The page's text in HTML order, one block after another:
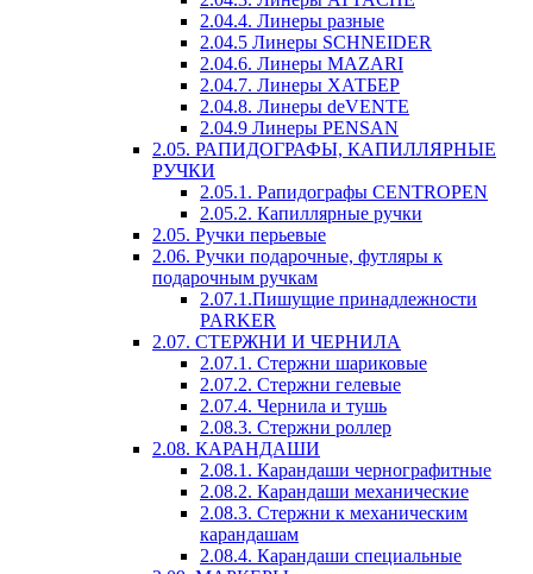
2.04.4. Линеры разные
2.04.5 Линеры SCHNEIDER
2.04.6. Линеры MAZARI
2.04.7. Линеры ХАТБЕР
2.04.8. Линеры deVENTE
2.04.9 Линеры PENSAN
2.05. РАПИДОГРАФЫ, КАПИЛЛЯРНЫЕ
РУЧКИ
2.05.1. Рапидографы CENTROPEN
2.05.2. Капиллярные ручки
2.05. Ручки перьевые
2.06. Ручки подарочные, футляры к
подарочным ручкам
2.07.1.Пишущие принадлежности
PARKER
2.07. СТЕРЖНИ И ЧЕРНИЛА
2.07.1. Стержни шариковые
2.07.2. Стержни гелевые
2.07.4. Чернила и тушь
2.08.3. Стержни роллер
2.08. КАРАНДАШИ
2.08.1. Карандаши чернографитные
2.08.2. Карандаши механические
2.08.3. Стержни к механическим
карандашам
2.08.4. Карандаши специальные